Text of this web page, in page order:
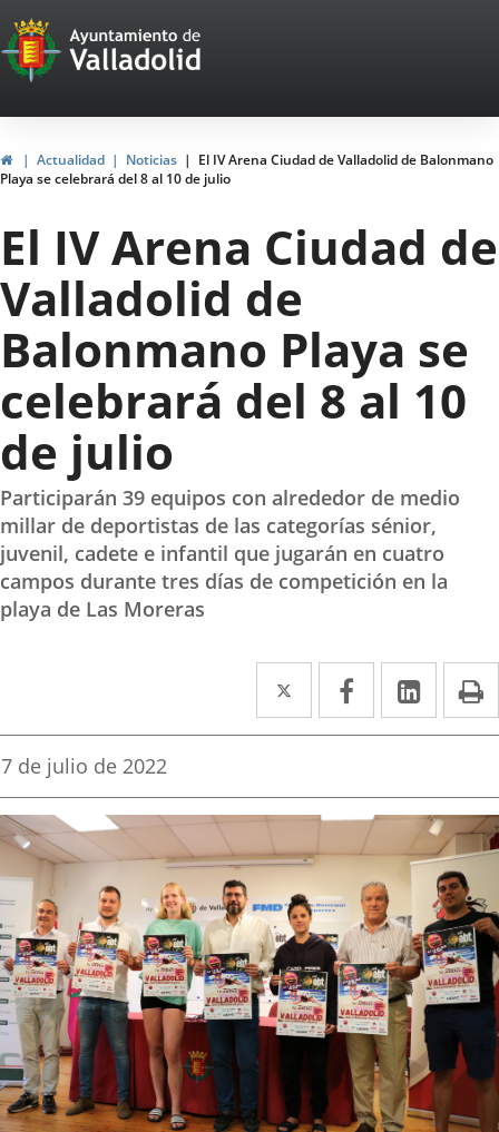
Portal
Web
del
Ayuntamiento
de
Valladolid
InicioActualidad Noticias
El IV Arena Ciudad de Valladolid de Balonmano
Playa se celebrará del 8 al 10 de julio
El IV Arena Ciudad de
Valladolid de
Balonmano Playa se
celebrará del 8 al 10
de julio
Participarán 39 equipos con alrededor de medio
millar de deportistas de las categorías sénior,
juvenil, cadete e infantil que jugarán en cuatro
campos durante tres días de competición en la
playa de Las Moreras
Twitter
Enlace
a
aplicación
externa.
Facebook
Enlace
a
aplicación
externa.
Enlace
a
Fecha
la
noticia
7 de julio de 2022